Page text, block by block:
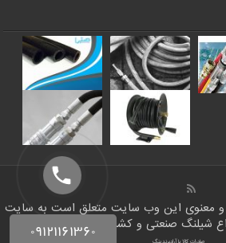
شیلنگ صنعتی و کشاورزی | ایران شلنگ
صادرات کالا با آرادبرندینگ